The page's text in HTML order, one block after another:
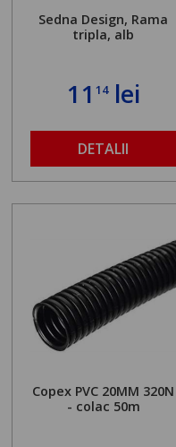
Sedna Design, Rama
tripla, alb
11 14lei
DETALII
Copex PVC 20MM 320N
- colac 50m